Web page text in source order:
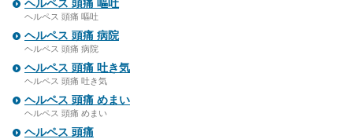
ヘルペス 頭痛 嘔吐
ヘルペス 頭痛 嘔吐
ヘルペス 頭痛 病院
ヘルペス 頭痛 病院
ヘルペス 頭痛 吐き気
ヘルペス 頭痛 吐き気
ヘルペス 頭痛 めまい
ヘルペス 頭痛 めまい
ヘルペス 頭痛